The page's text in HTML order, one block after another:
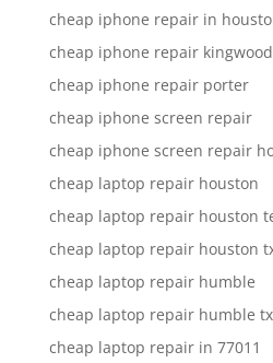
cheap iphone repair in
cheap iphone repair kingwood
cheap iphone repair porter
cheap iphone screen repair
cheap iphone screen repair
cheap laptop repair houston
cheap laptop repair houston
cheap laptop repair houston
cheap laptop repair humble
cheap laptop repair humble tx
cheap laptop repair in 77011